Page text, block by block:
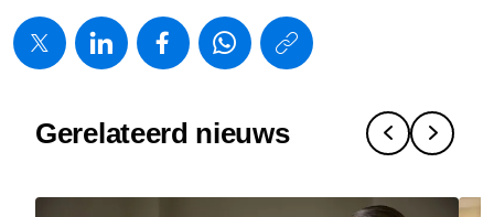
https://
voor-
met-
Gerelateerd nieuws